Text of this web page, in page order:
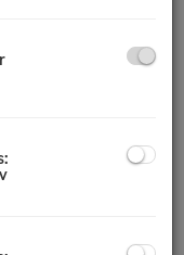
Wohnung in
drei Wohneinheiten.
sowie einen